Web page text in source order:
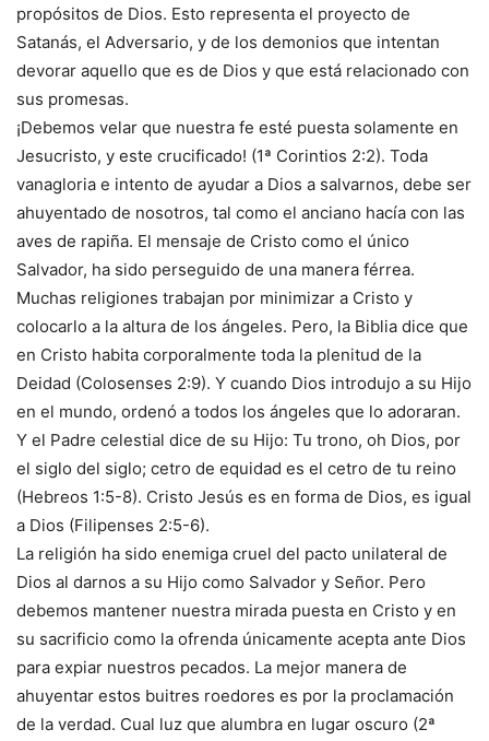
propósitos de Dios. Esto representa el proyecto de
Satanás, el Adversario, y de los demonios que intentan
devorar aquello que es de Dios y que está relacionado con
sus promesas.
¡Debemos velar que nuestra fe esté puesta solamente en
Jesucristo, y este crucificado! (1ª Corintios 2:2). Toda
vanagloria e intento de ayudar a Dios a salvarnos, debe ser
ahuyentado de nosotros, tal como el anciano hacía con las
aves de rapiña. El mensaje de Cristo como el único
Salvador, ha sido perseguido de una manera férrea.
Muchas religiones trabajan por minimizar a Cristo y
colocarlo a la altura de los ángeles. Pero, la Biblia dice que
en Cristo habita corporalmente toda la plenitud de la
Deidad (Colosenses 2:9). Y cuando Dios introdujo a su Hijo
en el mundo, ordenó a todos los ángeles que lo adoraran.
Y el Padre celestial dice de su Hijo: Tu trono, oh Dios, por
el siglo del siglo; cetro de equidad es el cetro de tu reino
(Hebreos 1:5-8). Cristo Jesús es en forma de Dios, es igual
a Dios (Filipenses 2:5-6).
La religión ha sido enemiga cruel del pacto unilateral de
Dios al darnos a su Hijo como Salvador y Señor. Pero
debemos mantener nuestra mirada puesta en Cristo y en
su sacrificio como la ofrenda únicamente acepta ante Dios
para expiar nuestros pecados. La mejor manera de
ahuyentar estos buitres roedores es por la proclamación
de la verdad. Cual luz que alumbra en lugar oscuro (2ª